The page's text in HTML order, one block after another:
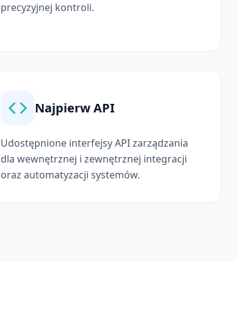
precyzyjnej kontroli.
Najpierw API
Udostępnione interfejsy API zarządzania
dla wewnętrznej i zewnętrznej integracji
oraz automatyzacji systemów.